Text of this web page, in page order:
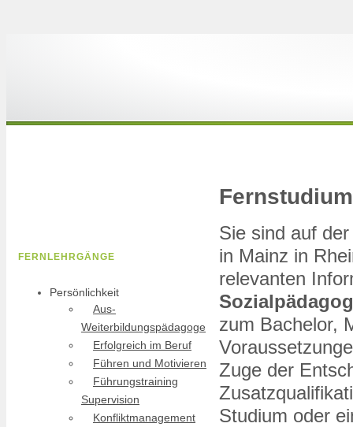
Sie sind auf
in Mainz in
relevanten
zum Bachelor,
Zuge der
Studium oder
FERNLEHRGÄNGE
Persönlichkeit
Aus-
Weiterbildungspädagoge
Erfolgreich im Beruf
Führen und Motivieren
Führungstraining
Supervision
Konfliktmanagement